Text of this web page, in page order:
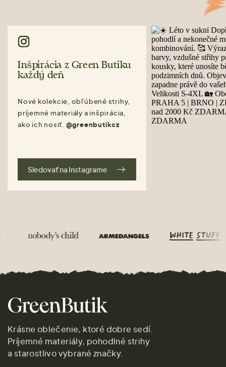
Inšpirácia z Green Butiku
každý deň
Nové kolekcie, obľúbené strihy,
príjemné materiály a inšpirácia,
ako ich nosiť. @greenbutikcz
Sledovať na Instagrame
Krásne oblečenie, ktoré dobre sedí.
Príjemné materiály, pohodlné strihy
a starostlivo vybrané značky.